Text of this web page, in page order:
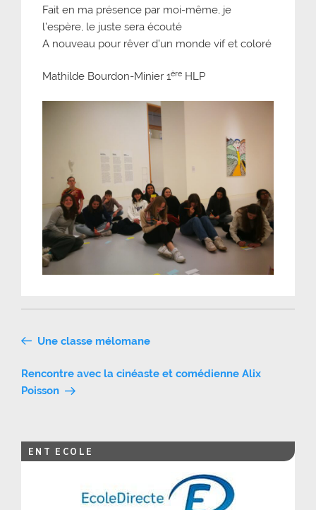
Fait en ma présence par moi-même, je
l’espère, le juste sera écouté
A nouveau pour rêver d’un monde vif et coloré
Mathilde Bourdon-Minier 1ère HLP
Navigation
de
l’article
Une classe mélomane
Rencontre avec la cinéaste et comédienne Alix
Poisson
ENT ECOLE